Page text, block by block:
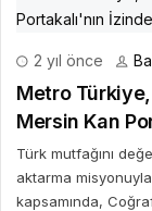
2 yıl önce
Metro
Mersin Kan
Türk mutfağını
aktarma
kapsamında,